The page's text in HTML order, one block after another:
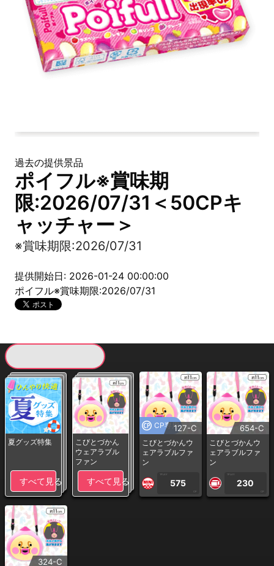
過去の提供景品
ポイフル※賞味期
限:2026/07/31＜50CPキ
ャッチャー＞
※賞味期限:2026/07/31
提供開始日: 2026-01-24 00:00:00
ポイフル※賞味期限:2026/07/31
夏グッズ特集
すべて見る
こびとづかん
ウェアラブル
ファン
すべて見る
CP専用127-C
こびとづかんウ
ェアラブルファ
ン
1PLAY
575
CP
654-C
こびとづかんウ
ェアラブルファ
ン
1PLAY
230
CP
324-C